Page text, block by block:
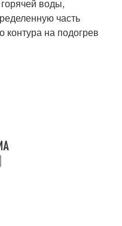
воды,
часть
контура на подогрев